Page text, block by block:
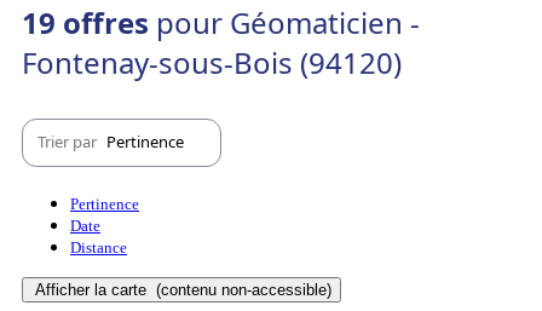
19 offres pour Géomaticien -
Fontenay-sous-Bois (94120)
Trier par Pertinence
Pertinence
Date
Distance
Afficher la carte (contenu non-accessible)